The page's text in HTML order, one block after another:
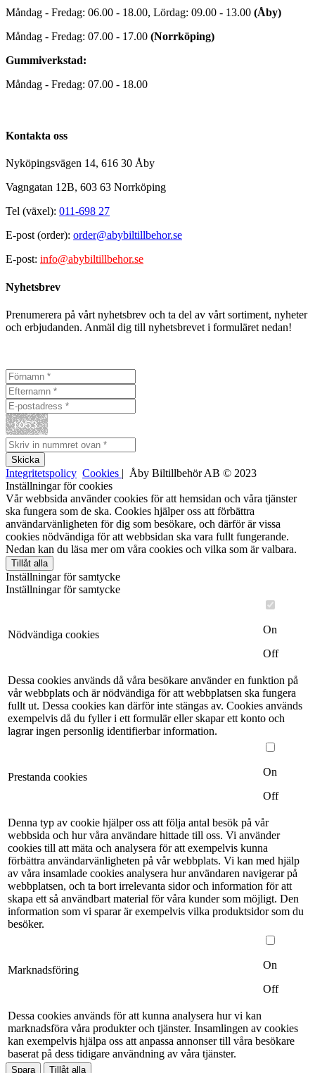
Måndag - Fredag: 06.00 - 18.00, Lördag: 09.00 - 13.00 (Åby)
Måndag - Fredag: 07.00 - 17.00 (Norrköping)
Gummiverkstad:
Måndag - Fredag: 07.00 - 18.00
Kontakta oss
Nyköpingsvägen 14, 616 30 Åby
Vagngatan 12B, 603 63 Norrköping
Tel (växel): 011-698 27
E-post (order): order@abybiltillbehor.se
E-post: info@abybiltillbehor.se
Nyhetsbrev
Prenumerera på vårt nyhetsbrev och ta del av vårt sortiment, nyheter
och erbjudanden. Anmäl dig till nyhetsbrevet i formuläret nedan!
Integritetspolicy Cookies | Åby Biltillbehör AB © 2023
Inställningar för cookies
Vår webbsida använder cookies för att hemsidan och våra tjänster
ska fungera som de ska. Cookies hjälper oss att förbättra
användarvänligheten för dig som besökare, och därför är vissa
cookies nödvändiga för att webbsidan ska vara fullt fungerande.
Nedan kan du läsa mer om våra cookies och vilka som är valbara.
Tillåt alla
Inställningar för samtycke
Inställningar för samtycke
Nödvändiga cookies
On
Off
Dessa cookies används då våra besökare använder en funktion på
vår webbplats och är nödvändiga för att webbplatsen ska fungera
fullt ut. Dessa cookies kan därför inte stängas av. Cookies används
exempelvis då du fyller i ett formulär eller skapar ett konto och
lagrar ingen personlig identifierbar information.
Prestanda cookies
On
Off
Denna typ av cookie hjälper oss att följa antal besök på vår
webbsida och hur våra användare hittade till oss. Vi använder
cookies till att mäta och analysera för att exempelvis kunna
förbättra användarvänligheten på vår webbplats. Vi kan med hjälp
av våra insamlade cookies analysera hur användaren navigerar på
webbplatsen, och ta bort irrelevanta sidor och information för att
skapa ett så användbart material för våra kunder som möjligt. Den
information som vi sparar är exempelvis vilka produktsidor som du
besöker.
Marknadsföring
On
Off
Dessa cookies används för att kunna analysera hur vi kan
marknadsföra våra produkter och tjänster. Insamlingen av cookies
kan exempelvis hjälpa oss att anpassa annonser till våra besökare
baserat på dess tidigare användning av våra tjänster.
Spara Tillåt alla